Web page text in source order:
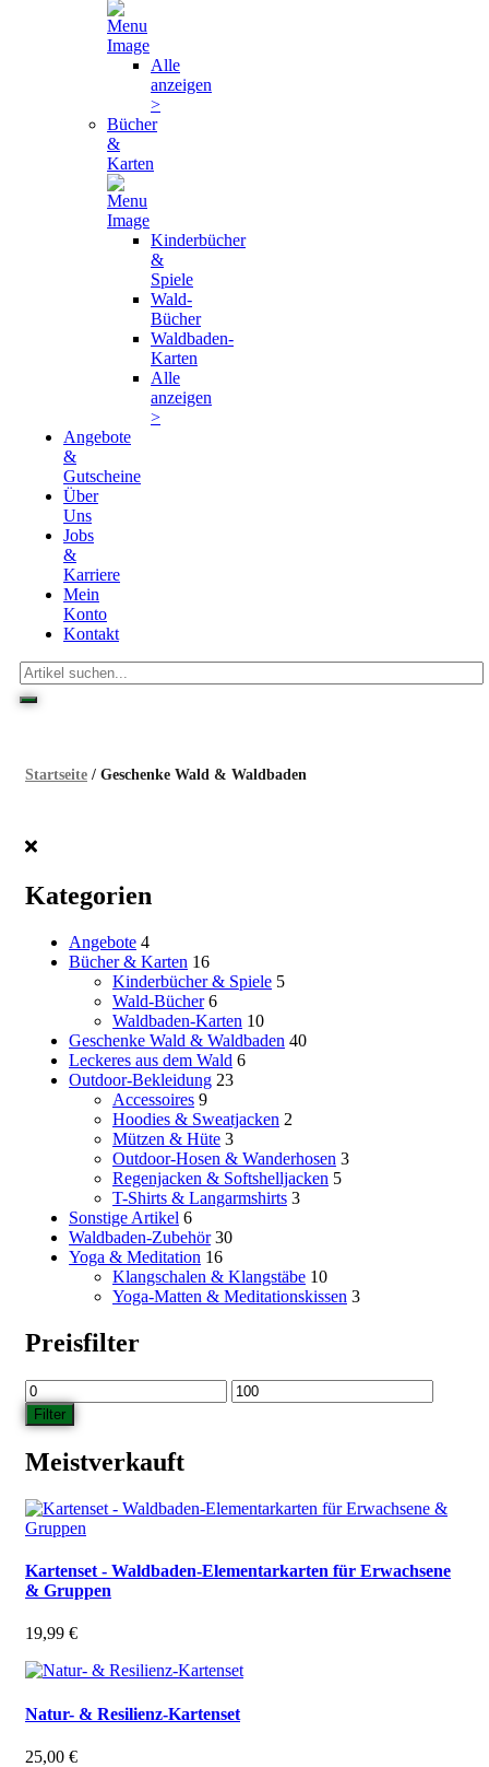
Alle
anzeigen
>
Bücher
&
Karten
Kinderbücher
&
Spiele
Wald-
Bücher
Waldbaden-
Karten
Alle
anzeigen
>
Angebote
&
Gutscheine
Über
Uns
Jobs
&
Karriere
Mein
Konto
Kontakt
Startseite / Geschenke Wald & Waldbaden
Kategorien
Angebote 4
Bücher & Karten 16
Kinderbücher & Spiele 5
Wald-Bücher 6
Waldbaden-Karten 10
Geschenke Wald & Waldbaden 40
Leckeres aus dem Wald 6
Outdoor-Bekleidung 23
Accessoires 9
Hoodies & Sweatjacken 2
Mützen & Hüte 3
Outdoor-Hosen & Wanderhosen 3
Regenjacken & Softshelljacken 5
T-Shirts & Langarmshirts 3
Sonstige Artikel 6
Waldbaden-Zubehör 30
Yoga & Meditation 16
Klangschalen & Klangstäbe 10
Yoga-Matten & Meditationskissen 3
Preisfilter
Min.
Preis
Max.
Preis
Filter
Meistverkauft
Kartenset - Waldbaden-Elementarkarten für Erwachsene
& Gruppen
19,99 €
Natur- & Resilienz-Kartenset
25,00 €